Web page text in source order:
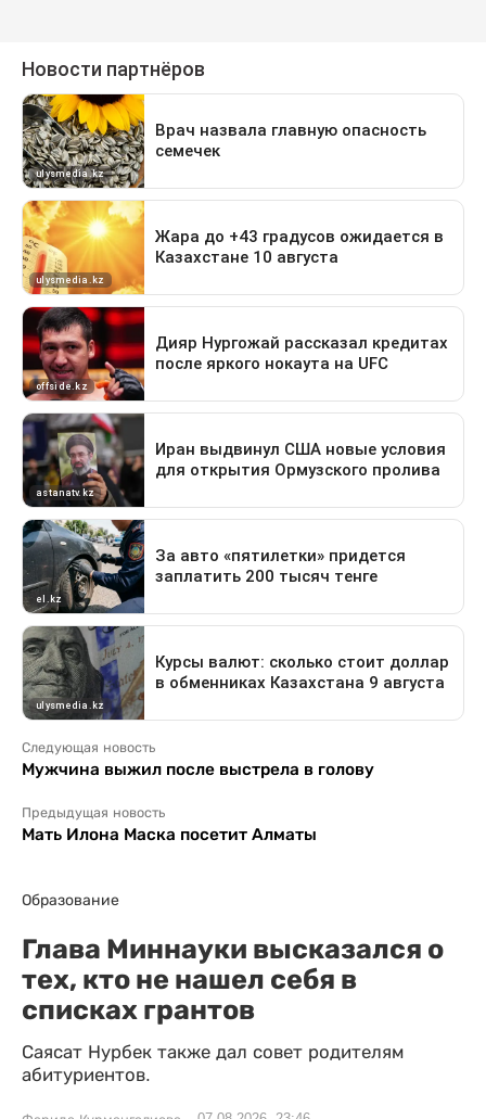
Следующая новость
Мужчина выжил после выстрела в голову
Предыдущая новость
Мать Илона Маска посетит Алматы
Образование
Глава Миннауки высказался о
тех, кто не нашел себя в
списках грантов
Саясат Нурбек также дал совет родителям
абитуриентов.